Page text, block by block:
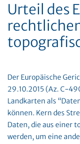
Urteil des
Der Europäische
29.10.2015 (Az. C-
Landkarten als
können. Kern des
Daten, die aus einer
werden, um eine